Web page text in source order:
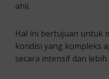
ahli.
Hal ini bertujuan untuk
kondisi yang kompleks
secara intensif dan lebih